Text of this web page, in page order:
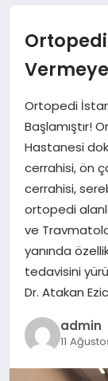
DÜNYA
EĞITIM
MAGAZIN
SAĞLIK
SIYASET
SPOR
TEKNOLOJI
YAŞAM
Ortopedi
Başlamıştır!
Hastanesi
cerrahisi, ön
cerrahisi,
ortopedi
ve
yanında
tedavisini
Dr. Atakan
admin
11